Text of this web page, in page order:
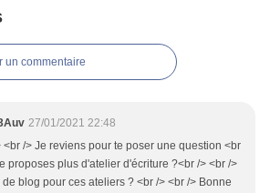
un commentaire
27/01/2021 22:48
<br /> Je reviens pour te poser une question <br
proposes plus d'atelier d'écriture ?<br /> <br />
blog pour ces ateliers ? <br /> <br /> Bonne